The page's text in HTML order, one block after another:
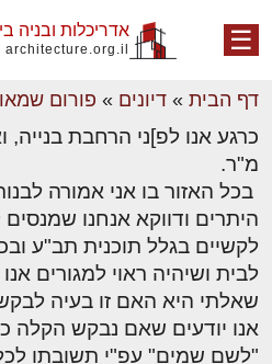
☰ אדריכלות ובניה
architecture.org.il
דף הבית » דיונים » פורום
מ"ר.
בכל האזור בו אני אמורה
היתרים ודווקא אנחנו
לקשיים בגלל תוכנית תב"ע
לבית ושיהיה ראוי למגורים אנו
שאלתי היא האם זו בעיה
אנו יודעים שאם נבקש הקלה
"לשם שמים" עפ"י תשובתו לכל